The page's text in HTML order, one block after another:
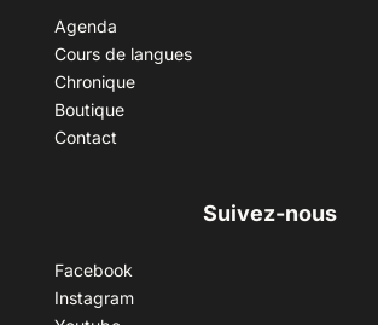
Agenda
Cours de langues
Chronique
Boutique
Contact
Suivez-nous
Facebook
Instagram